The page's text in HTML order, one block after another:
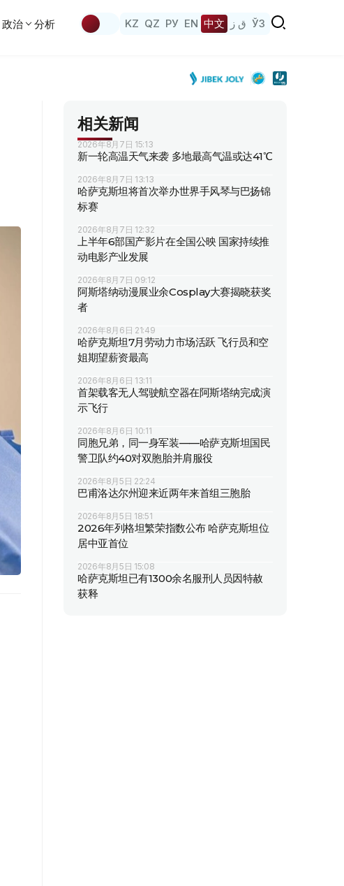
政治 分析 KZ QZ РУ EN 中文 ق ز ЎЗ
相关新闻
2026年8月7日 15:13
新一轮高温天气来袭 多地最高气温或达41℃
2026年8月7日 13:13
哈萨克斯坦将首次举办世界手风琴与巴扬锦
标赛
2026年8月7日 12:32
上半年6部国产影片在全国公映 国家持续推
动电影产业发展
2026年8月7日 09:12
阿斯塔纳动漫展业余Cosplay大赛揭晓获奖
者
2026年8月6日 21:49
哈萨克斯坦7月劳动力市场活跃 飞行员和空
姐期望薪资最高
2026年8月6日 13:11
首架载客无人驾驶航空器在阿斯塔纳完成演
示飞行
2026年8月6日 10:11
同胞兄弟，同一身军装——哈萨克斯坦国民
警卫队约40对双胞胎并肩服役
2026年8月5日 22:24
巴甫洛达尔州迎来近两年来首组三胞胎
2026年8月5日 18:51
2026年列格坦繁荣指数公布 哈萨克斯坦位
居中亚首位
2026年8月5日 15:08
哈萨克斯坦已有1300余名服刑人员因特赦
获释